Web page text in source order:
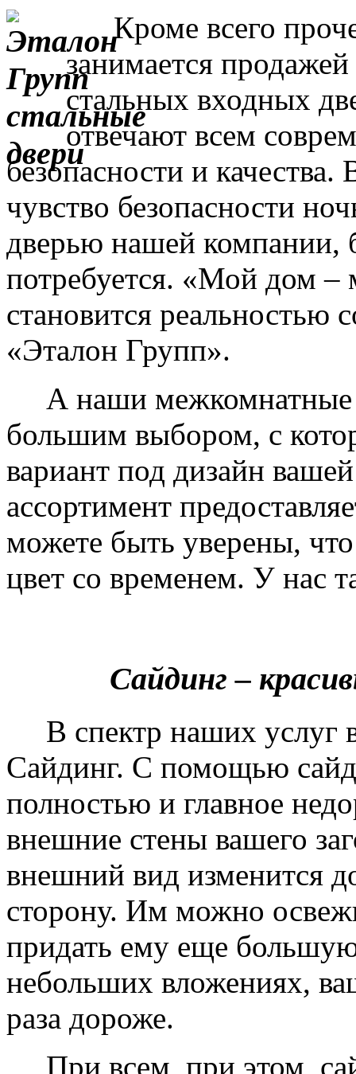
Кроме всего
занимается
стальных входных
отвечают всем
безопасности и
чувство безопасности
дверью нашей компании,
потребуется. «Мой дом –
становится реальностью
«Эталон Групп».
А наши межкомнатные
большим выбором, с
вариант под дизайн
ассортимент
можете быть уверены,
цвет со временем. У нас
Сайдинг –
В спектр наших услуг
Сайдинг. С помощью
полностью и главное
внешние стены вашего
внешний вид изменится
сторону. Им можно
придать ему еще
небольших вложениях,
раза дороже.
При всем, при этом,